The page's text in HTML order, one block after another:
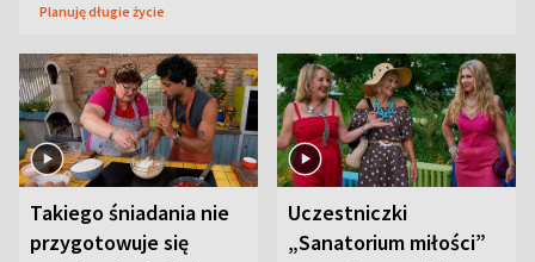
Planuję długie życie
Takiego śniadania nie
przygotowuje się
Uczestniczki
„Sanatorium miłości”